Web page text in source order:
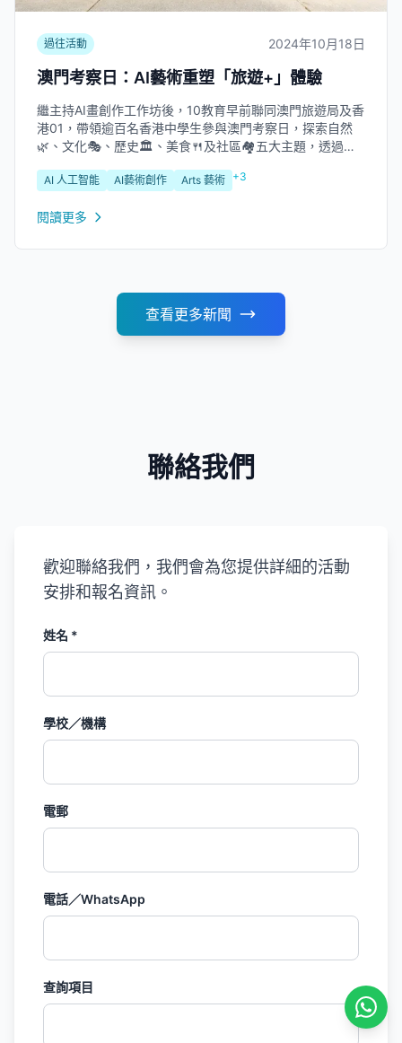
過往活動 2024年10月18日
澳門考察日：AI藝術重塑「旅遊+」體驗
繼主持AI畫創作工作坊後，10教育早前聯同澳門旅遊局及香
港01，帶領逾百名香港中學生參與澳門考察日，探索自然
🌿、文化🎭、歷史🏛️、美食🍴及社區🏘️五大主題，透過實
AI 人工智能 AI藝術創作 Arts 藝術 +3
閱讀更多
查看更多新聞
聯絡我們
歡迎聯絡我們，我們會為您提供詳細的活動
安排和報名資訊。
姓名 *
學校／機構
電郵
電話／WhatsApp
查詢項目